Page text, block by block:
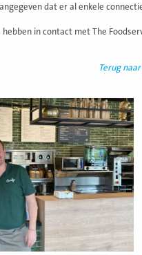
dat er al enkele
in contact met The
Terug